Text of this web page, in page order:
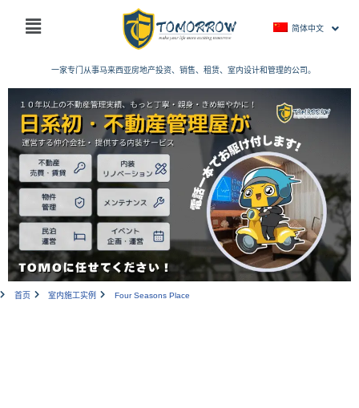
主
简体中文
一家专门从事马来西亚房地产投资、销售、租赁、室内设计和管理的公司。
首页 室内施工实例 Four Seasons Place